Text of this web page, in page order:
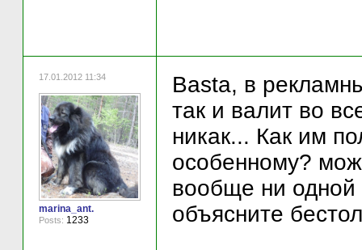
17.01.2012 11:34
marina_ant.
Posts: 1233
Basta, в
так и валит во
никак... Как им
особенному?
вообще ни одной
объясните